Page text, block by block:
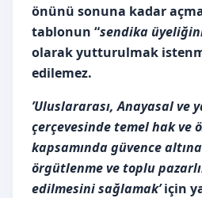
önünü sonuna kadar
tablonun “sendika
olarak yutturulmak
edilemez.
’Uluslararası, Anayasal ve
çerçevesinde temel hak ve
kapsamında güvence altına
örgütlenme ve toplu
edilmesini sağlamak’ için